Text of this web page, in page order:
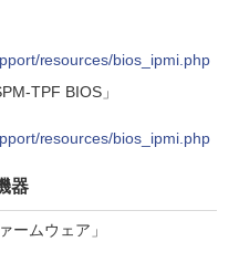
resources/bios_ipmi.php
TPF BIOS」
resources/bios_ipmi.php
器
ームウェア」